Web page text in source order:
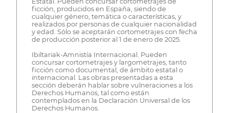
ficción, producidos en España, siendo de
cualquier género, temática o características, y
realizados por personas de cualquier nacionalidad
y edad. Sólo se aceptarán cortometrajes con fecha
de producción posterior al 1 de enero de 2025.
Ibiltariak-Amnistía Internacional. Pueden
concursar cortometrajes y largometrajes, tanto
ficción como documental, de ámbito estatal o
internacional. Las obras presentadas a esta
sección deberán hablar sobre vulneraciones a los
Derechos Humanos, tal como están
contemplados en la Declaración Universal de los
Derechos Humanos.